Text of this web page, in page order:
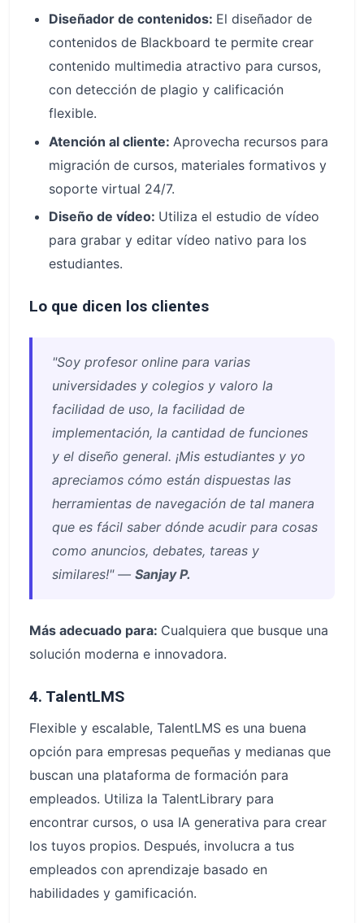
Diseñador de contenidos: El diseñador de
contenidos de Blackboard te permite crear
contenido multimedia atractivo para cursos,
con detección de plagio y calificación
flexible.
Atención al cliente: Aprovecha recursos para
migración de cursos, materiales formativos y
soporte virtual 24/7.
Diseño de vídeo: Utiliza el estudio de vídeo
para grabar y editar vídeo nativo para los
estudiantes.
Lo que dicen los clientes
"Soy profesor online para varias
universidades y colegios y valoro la
facilidad de uso, la facilidad de
implementación, la cantidad de funciones
y el diseño general. ¡Mis estudiantes y yo
apreciamos cómo están dispuestas las
herramientas de navegación de tal manera
que es fácil saber dónde acudir para cosas
como anuncios, debates, tareas y
similares!" — Sanjay P.
Más adecuado para: Cualquiera que busque una
solución moderna e innovadora.
4. TalentLMS
Flexible y escalable, TalentLMS es una buena
opción para empresas pequeñas y medianas que
buscan una plataforma de formación para
empleados. Utiliza la TalentLibrary para
encontrar cursos, o usa IA generativa para crear
los tuyos propios. Después, involucra a tus
empleados con aprendizaje basado en
habilidades y gamificación.